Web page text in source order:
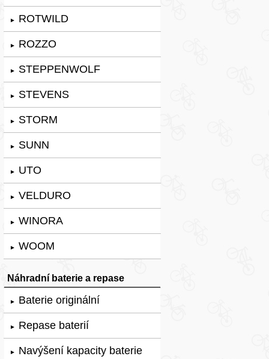
► ROTWILD
► ROZZO
► STEPPENWOLF
► STEVENS
► STORM
► SUNN
► UTO
► VELDURO
► WINORA
► WOOM
Náhradní baterie a repase
► Baterie originální
► Repase baterií
► Navýšení kapacity baterie